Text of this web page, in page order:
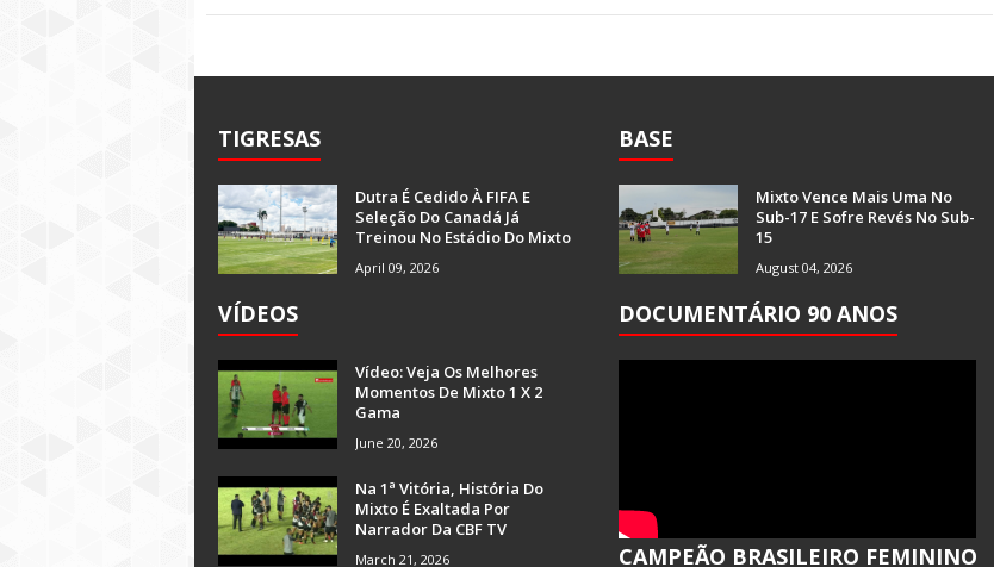
TIGRESAS
Dutra É Cedido À FIFA E
Seleção Do Canadá Já
Treinou No Estádio Do Mixto
April 09, 2026
VÍDEOS
Vídeo: Veja Os Melhores
Momentos De Mixto 1 X 2
Gama
June 20, 2026
Na 1ª Vitória, História Do
Mixto É Exaltada Por
Narrador Da CBF TV
March 21, 2026
BASE
Mixto Vence Mais Uma No
Sub-17 E Sofre Revés No Sub-
15
August 04, 2026
DOCUMENTÁRIO 90 ANOS
CAMPEÃO BRASILEIRO FEMININO